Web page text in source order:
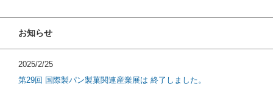
お知らせ
2025/2/25
第29回 国際製パン製菓関連産業展は 終了しました。